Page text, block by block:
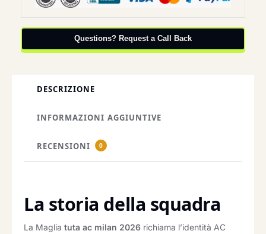
Questions? Request a Call Back
DESCRIZIONE
INFORMAZIONI AGGIUNTIVE
RECENSIONI 0
La storia della squadra
La Maglia tuta ac milan 2026 richiama l’identità AC